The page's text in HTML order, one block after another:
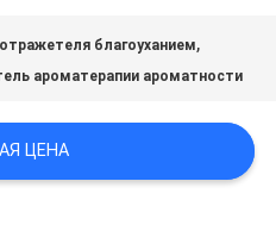
благоуханием,
ароматерапии ароматности
ЦЕНА